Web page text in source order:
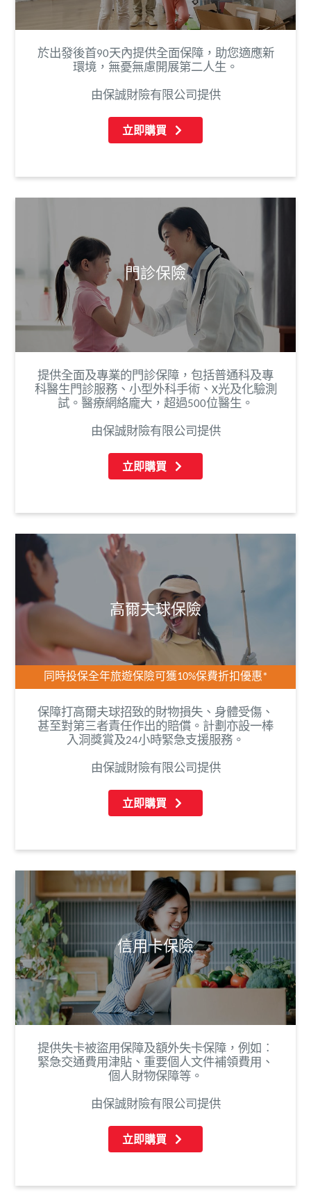
於出發後首90天內提供全面保障，助您適應新
環境，無憂無慮開展第二人生。
由保誠財險有限公司提供
立即購買
門診保險
提供全面及專業的門診保障，包括普通科及專
科醫生門診服務、小型外科手術、X光及化驗測
試。醫療網絡龐大，超過500位醫生。
由保誠財險有限公司提供
立即購買
高爾夫球保險
同時投保全年旅遊保險可獲10%保費折扣優惠*
保障打高爾夫球招致的財物損失、身體受傷、
甚至對第三者責任作出的賠償。計劃亦設一棒
入洞獎賞及24小時緊急支援服務。
由保誠財險有限公司提供
立即購買
信用卡保險
提供失卡被盜用保障及額外失卡保障，例如︰
緊急交通費用津貼、重要個人文件補領費用、
個人財物保障等。
由保誠財險有限公司提供
立即購買